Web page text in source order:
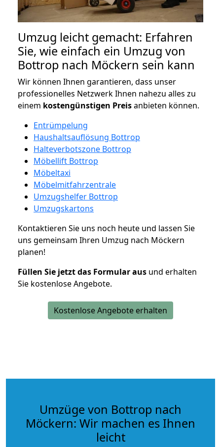
Umzug leicht gemacht: Erfahren
Sie, wie einfach ein Umzug von
Bottrop nach Möckern sein kann
Wir können Ihnen garantieren, dass unser
professionelles Netzwerk Ihnen nahezu alles zu
einem kostengünstigen Preisanbieten können.
Entrümpelung
Haushaltsauflösung Bottrop
Halteverbotszone Bottrop
Möbellift Bottrop
Möbeltaxi
Möbelmitfahrzentrale
Umzugshelfer Bottrop
Umzugskartons
Kontaktieren Sie uns noch heute und lassen Sie
uns gemeinsam Ihren Umzug nach Möckern
planen!
Füllen Sie jetzt das Formular aus und erhalten
Sie kostenlose Angebote.
Kostenlose Angebote erhalten
Umzüge von Bottrop nach
Möckern: Wir machen es Ihnen
leicht